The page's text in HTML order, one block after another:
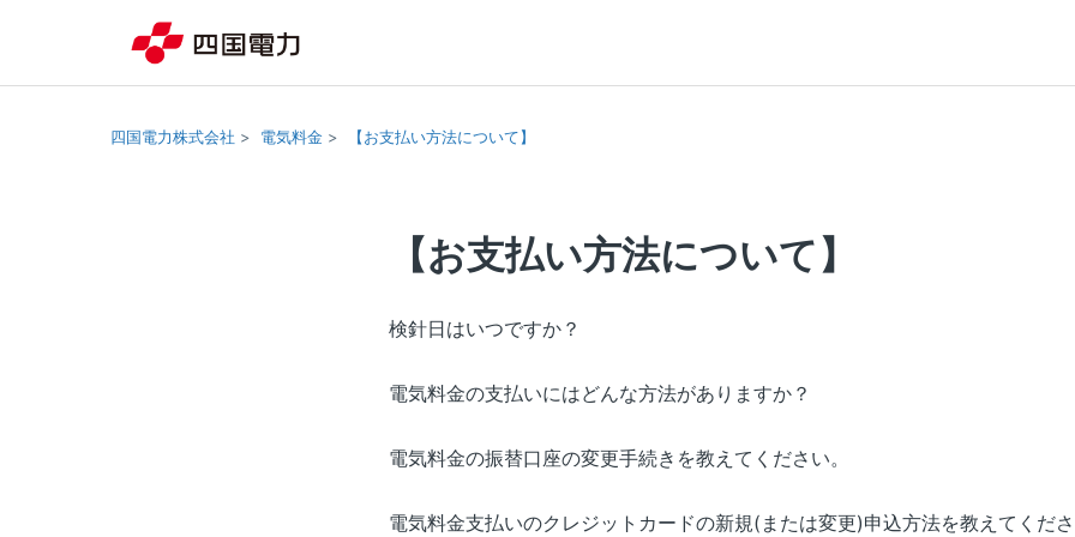
四国電力株式会社 電気料金 【お支払い方法について】
【お支払い方法について】
検針日はいつですか？
電気料金の支払いにはどんな方法がありますか？
電気料金の振替口座の変更手続きを教えてください。
電気料金支払いのクレジットカードの新規(または変更)申込方法を教えてくだ